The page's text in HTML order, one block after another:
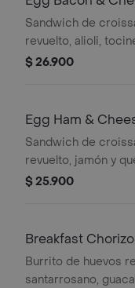
Sandwich de
revuelto, alioli,
cheddar.
$ 26.900
Egg Ham &
Sandwich de
revuelto, jamón y
$ 25.900
Breakfast
Burrito de huevos
santarrosano,